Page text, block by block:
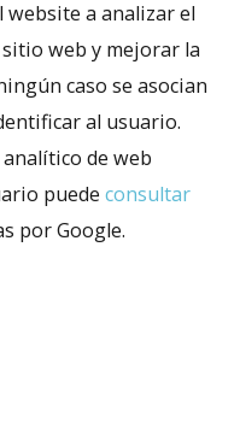
website a analizar el
web y mejorar la
caso se asocian
al usuario.
de web
puede consultar
por Google.